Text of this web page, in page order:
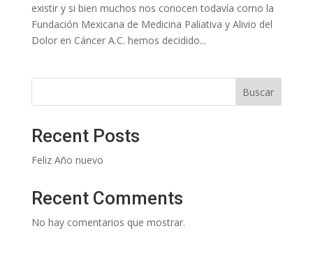
existir y si bien muchos nos conocen todavía como la
Fundación Mexicana de Medicina Paliativa y Alivio del
Dolor en Cáncer A.C. hemos decidido...
Buscar
Recent Posts
Feliz Año nuevo
Recent Comments
No hay comentarios que mostrar.